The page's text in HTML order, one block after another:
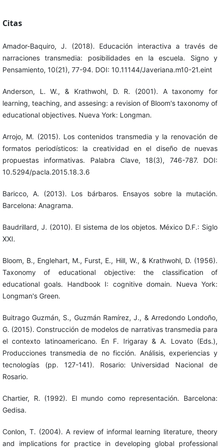
Citas
Amador-Baquiro, J. (2018). Educación interactiva a través de
narraciones transmedia: posibilidades en la escuela. Signo y
Pensamiento, 10(21), 77-94. DOI: 10.11144/Javeriana.m10-21.eint
Anderson, L. W., & Krathwohl, D. R. (2001). A taxonomy for
learning, teaching, and assesing: a revision of Bloom's taxonomy of
educational objectives. Nueva York: Longman.
Arrojo, M. (2015). Los contenidos transmedia y la renovación de
formatos periodísticos: la creatividad en el diseño de nuevas
propuestas informativas. Palabra Clave, 18(3), 746-787. DOI:
10.5294/pacla.2015.18.3.6
Baricco, A. (2013). Los bárbaros. Ensayos sobre la mutación.
Barcelona: Anagrama.
Baudrillard, J. (2010). El sistema de los objetos. México D.F.: Siglo
XXI.
Bloom, B., Englehart, M., Furst, E., Hill, W., & Krathwohl, D. (1956).
Taxonomy of educational objective: the classification of
educational goals. Handbook I: cognitive domain. Nueva York:
Longman's Green.
Buitrago Guzmán, S., Guzmán Ramírez, J., & Arredondo Londoño,
G. (2015). Construcción de modelos de narrativas transmedia para
el contexto latinoamericano. En F. Irigaray & A. Lovato (Eds.),
Producciones transmedia de no ficción. Análisis, experiencias y
tecnologías (pp. 127-141). Rosario: Universidad Nacional de
Rosario.
Chartier, R. (1992). El mundo como representación. Barcelona:
Gedisa.
Conlon, T. (2004). A review of informal learning literature, theory
and implications for practice in developing global professional